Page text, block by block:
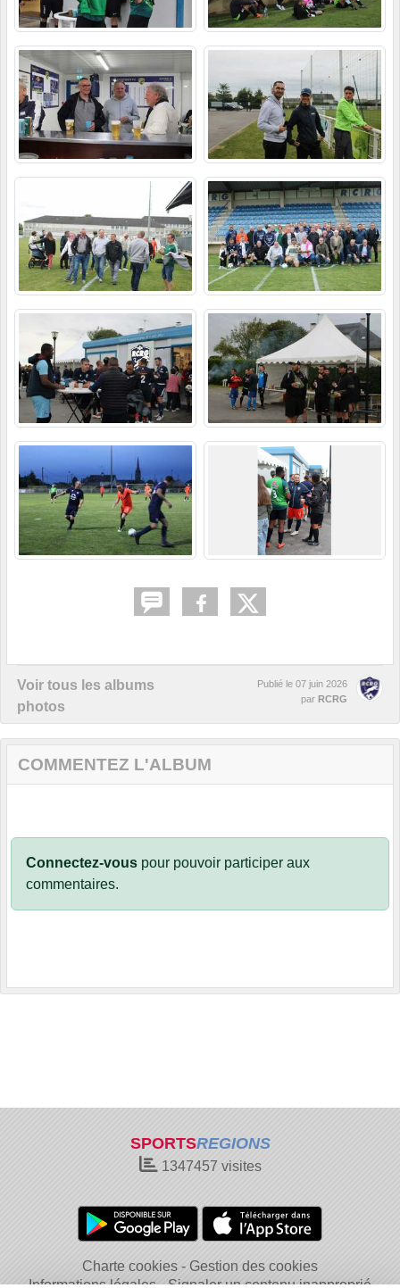
Voir tous les albums
photos
Publié le 07 juin 2026
par RCRG
COMMENTEZ L'ALBUM
Connectez-vous pour pouvoir participer aux
commentaires.
SPORTSREGIONS
1347457 visites
Charte cookies
Gestion des cookies
Informations légales
Signaler un contenu inapproprié